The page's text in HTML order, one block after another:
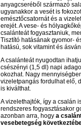
anyagcseréből származó
ugyanakkor a vesét is
emésztőcsatornát és a
erejét. A vese- és
csalánteát fogyasztaniuk,
Tisztító hatásának gyomor-
hatású, sok vitamint és
A csalánteát nyugodtan
csészényi (1,5 dl) napi
okozhat. Nagy
vizeletpangás fordulhat elő,
is kiválthat.
A vizelethajtók, így a csalán
rendszeres fogyasztásakor
azonban arra, hogy a
vesebetegség